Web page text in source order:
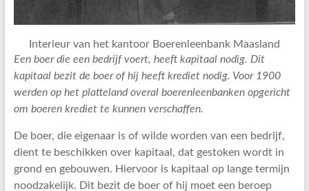
Interieur van het kantoor Boerenleenbank Maasland
Een boer die een bedrijf voert, heeft kapitaal nodig. Dit
kapitaal bezit de boer of hij heeft krediet nodig. Voor 1900
werden op het platteland overal boerenleenbanken opgericht
om boeren krediet te kunnen verschaffen.
De boer, die eigenaar is of wilde worden van een bedrijf,
dient te beschikken over kapitaal, dat gestoken wordt in
grond en gebouwen. Hiervoor is kapitaal op lange termijn
noodzakelijk. Dit bezit de boer of hij moet een beroep